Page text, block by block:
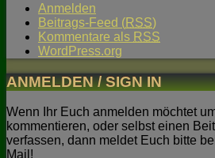
Anmelden
Beitrags-Feed (RSS)
Kommentare als RSS
WordPress.org
ANMELDEN / SIGN IN
Wenn Ihr Euch anmelden möchtet
kommentieren, oder selbst einen
verfassen, dann meldet Euch bitte
Mail!